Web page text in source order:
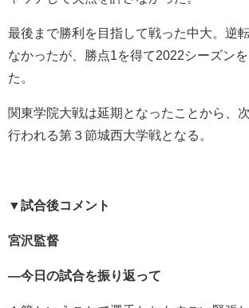
最後まで勝利を目指して戦った中大。逆
なかったが、勝点1を得て2022シーズン
た。
関東学院大戦は延期となったことから、
行われる第３節城西大学戦となる。
▼試合後コメント
宮沢監督
―今日の試合を振り返って